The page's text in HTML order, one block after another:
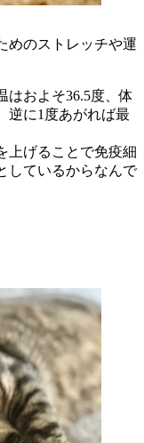
めのストレッチや運
はおよそ36.5度、体
逆に1度あがれば最
上げることで免疫細
しているからなんで